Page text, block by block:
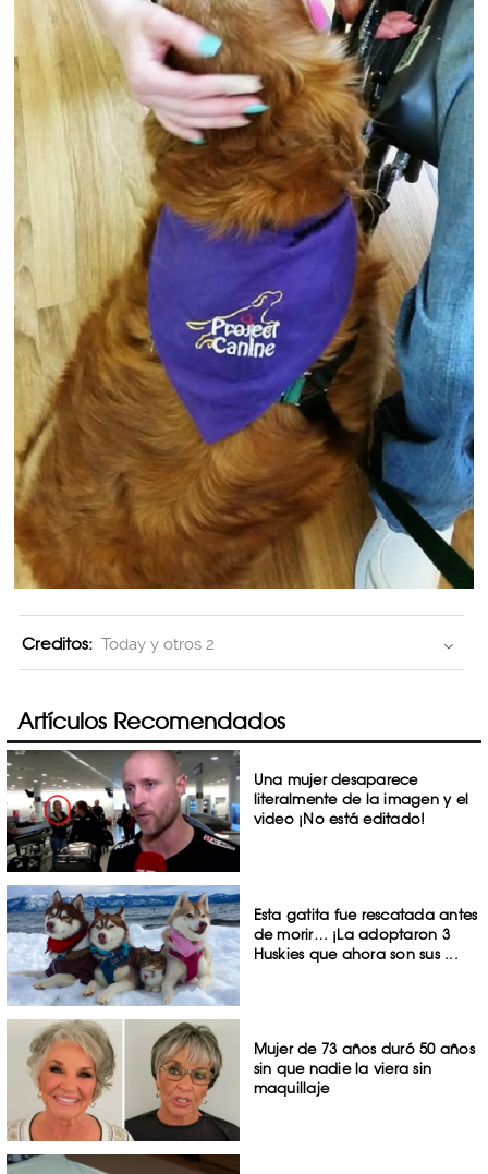
Creditos: Today y otros 2
Artículos Recomendados
Una mujer desaparece
literalmente de la imagen y el
video ¡No está editado!
Esta gatita fue rescatada antes
de morir… ¡La adoptaron 3
Huskies que ahora son sus ...
Mujer de 73 años duró 50 años
sin que nadie la viera sin
maquillaje